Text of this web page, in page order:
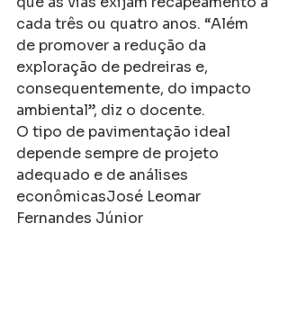
cada três ou quatro anos. “Além
de promover a redução da
exploração de pedreiras e,
consequentemente, do impacto
ambiental”, diz o docente.
O tipo de pavimentação ideal
depende sempre de projeto
adequado e de análises
econômicasJosé Leomar
Fernandes Júnior